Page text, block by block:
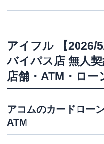
アイフル
【2026/
バイパス店 無人
店舗・ATM・ロー
アコムのカードロー
ATM